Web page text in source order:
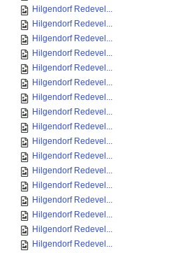
Hilgendorf Redevel...
Hilgendorf Redevel...
Hilgendorf Redevel...
Hilgendorf Redevel...
Hilgendorf Redevel...
Hilgendorf Redevel...
Hilgendorf Redevel...
Hilgendorf Redevel...
Hilgendorf Redevel...
Hilgendorf Redevel...
Hilgendorf Redevel...
Hilgendorf Redevel...
Hilgendorf Redevel...
Hilgendorf Redevel...
Hilgendorf Redevel...
Hilgendorf Redevel...
Hilgendorf Redevel...